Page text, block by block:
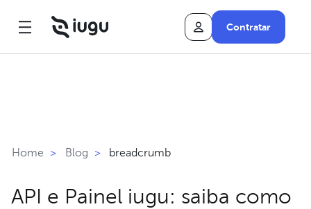
Contratar
Home > Blog > breadcrumb
API e Painel iugu: saiba como